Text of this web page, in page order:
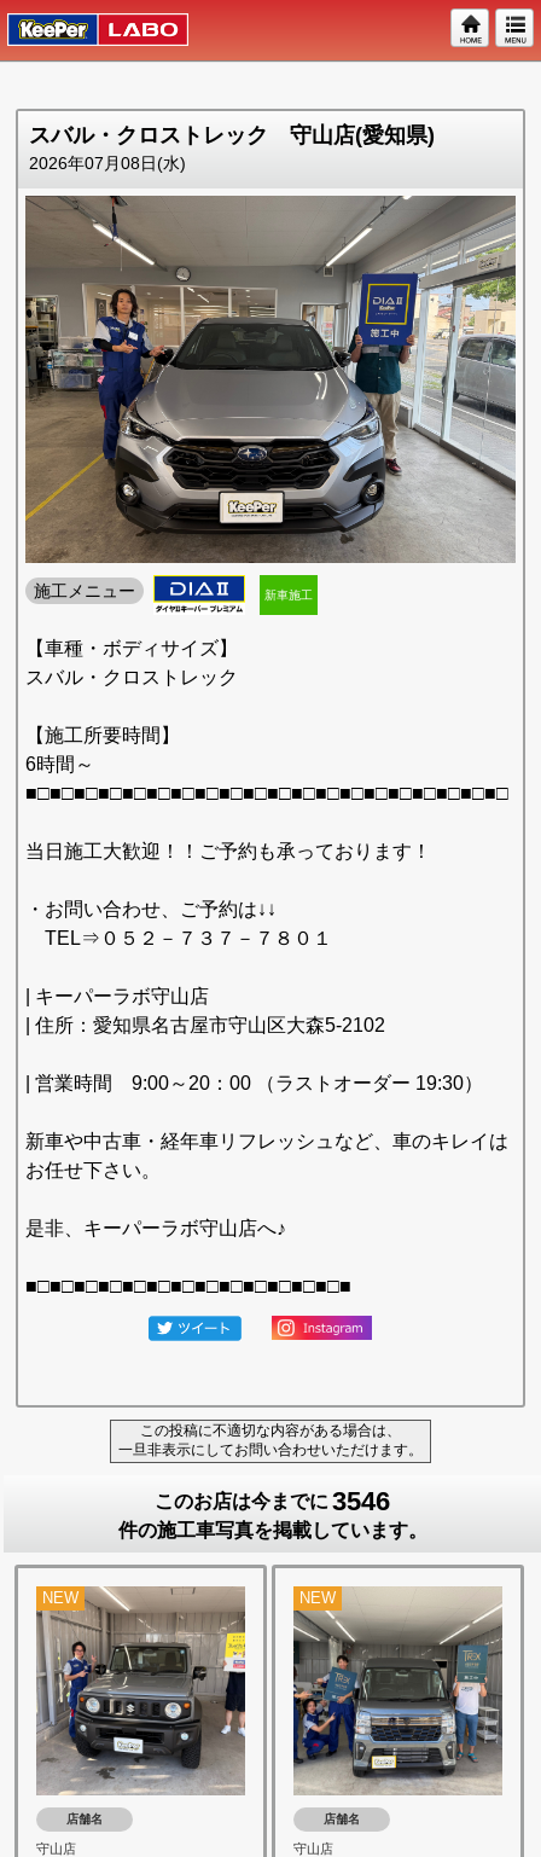
スバル・クロストレック 守山店(愛知県)
2026年07月08日(水)
施工メニュー 新車施工
【車種・ボディサイズ】
スバル・クロストレック
【施工所要時間】
6時間～
■□■□■□■□■□■□■□■□■□■□■□■□■□■□■□■□■□■□■□■□
当日施工大歓迎！！ご予約も承っております！
・お問い合わせ、ご予約は↓↓
TEL⇒０５２－７３７－７８０１
| キーパーラボ守山店
| 住所：愛知県名古屋市守山区大森5-2102
| 営業時間 9:00～20：00 （ラストオーダー 19:30）
新車や中古車・経年車リフレッシュなど、車のキレイは
お任せ下さい。
是非、キーパーラボ守山店へ♪
■□■□■□■□■□■□■□■□■□■□■□■□■□■
この投稿に不適切な内容がある場合は、
一旦非表示にしてお問い合わせいただけます。
このお店は今までに 3546
件の施工車写真を掲載しています。
NEW
店舗名
守山店
NEW
店舗名
守山店